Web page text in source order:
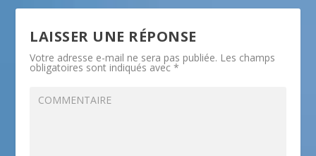
LAISSER UNE RÉPONSE
Votre adresse e-mail ne sera pas publiée. Les champs
obligatoires sont indiqués avec*